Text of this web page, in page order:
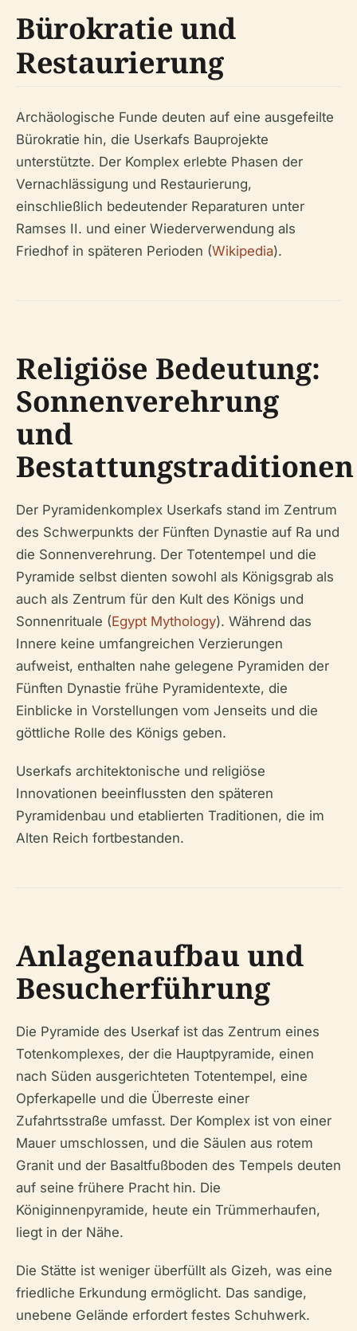
Bürokratie und
Restaurierung
Archäologische Funde deuten auf eine ausgefeilte
Bürokratie hin, die Userkafs Bauprojekte
unterstützte. Der Komplex erlebte Phasen der
Vernachlässigung und Restaurierung,
einschließlich bedeutender Reparaturen unter
Ramses II. und einer Wiederverwendung als
Friedhof in späteren Perioden (Wikipedia).
Religiöse Bedeutung:
Sonnenverehrung
und
Bestattungstraditionen
Der Pyramidenkomplex Userkafs stand im Zentrum
des Schwerpunkts der Fünften Dynastie auf Ra und
die Sonnenverehrung. Der Totentempel und die
Pyramide selbst dienten sowohl als Königsgrab als
auch als Zentrum für den Kult des Königs und
Sonnenrituale (Egypt Mythology). Während das
Innere keine umfangreichen Verzierungen
aufweist, enthalten nahe gelegene Pyramiden der
Fünften Dynastie frühe Pyramidentexte, die
Einblicke in Vorstellungen vom Jenseits und die
göttliche Rolle des Königs geben.
Userkafs architektonische und religiöse
Innovationen beeinflussten den späteren
Pyramidenbau und etablierten Traditionen, die im
Alten Reich fortbestanden.
Anlagenaufbau und
Besucherführung
Die Pyramide des Userkaf ist das Zentrum eines
Totenkomplexes, der die Hauptpyramide, einen
nach Süden ausgerichteten Totentempel, eine
Opferkapelle und die Überreste einer
Zufahrtsstraße umfasst. Der Komplex ist von einer
Mauer umschlossen, und die Säulen aus rotem
Granit und der Basaltfußboden des Tempels deuten
auf seine frühere Pracht hin. Die
Königinnenpyramide, heute ein Trümmerhaufen,
liegt in der Nähe.
Die Stätte ist weniger überfüllt als Gizeh, was eine
friedliche Erkundung ermöglicht. Das sandige,
unebene Gelände erfordert festes Schuhwerk.